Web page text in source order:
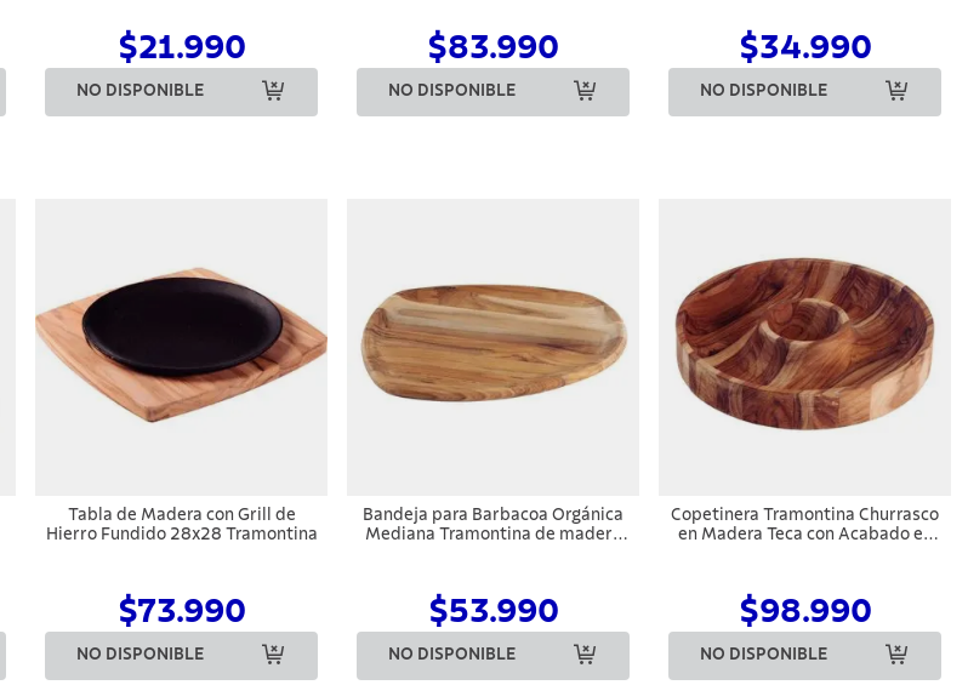
$21.990
NO DISPONIBLE
$83.990
NO DISPONIBLE
$34.990
NO DISPONIBLE
Tabla de Madera con Grill de
Hierro Fundido 28x28 Tramontina
$73.990
NO DISPONIBLE
Bandeja para Barbacoa Orgánica
Mediana Tramontina de madera
$53.990
NO DISPONIBLE
Copetinera Tramontina Churrasco
en Madera Teca con Acabado en
$98.990
NO DISPONIBLE